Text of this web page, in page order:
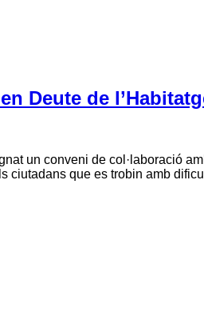
Deute de
un conveni de col·laboració
ciutadans que es trobin amb